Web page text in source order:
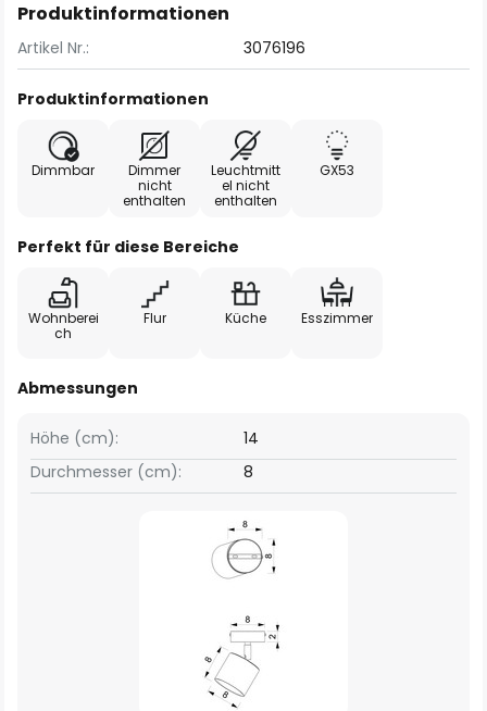
Produktinformationen
Artikel Nr.: 3076196
Produktinformationen
Dimmbar
Dimmer
nicht
enthalten
Leuchtmitt
el nicht
enthalten
GX53
Perfekt für diese Bereiche
Wohnberei
ch
Flur Küche Esszimmer
Abmessungen
Höhe (cm):
14
Durchmesser (cm):
8